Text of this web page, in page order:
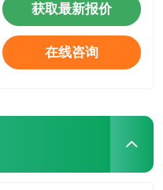
获取最新报价
在线咨询